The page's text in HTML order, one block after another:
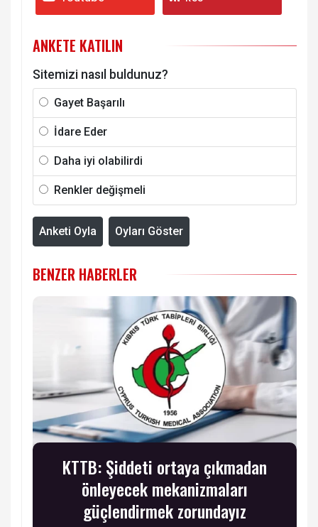
ANKETE KATILIN
Sitemizi nasıl buldunuz?
Gayet Başarılı
İdare Eder
Daha iyi olabilirdi
Renkler değişmeli
Anketi Oyla Oyları Göster
BENZER HABERLER
KTTB: Şiddeti ortaya çıkmadan
önleyecek mekanizmaları
güçlendirmek zorundayız